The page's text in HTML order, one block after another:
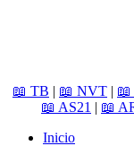
📖 TB | 📖 NVT |
📖 AS21 | 📖
Inicio